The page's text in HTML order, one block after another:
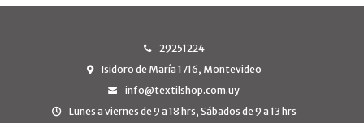
29251224
Isidoro de María 1716, Montevideo
info@textilshop.com.uy
Lunes a viernes de 9 a 18 hrs, Sábados de 9 a 13 hrs